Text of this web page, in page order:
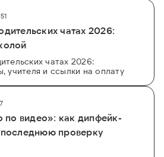
чатах 2026:
чатах 2026:
учителя и ссылки на оплату
по видео»: как дипфейк-
проверку